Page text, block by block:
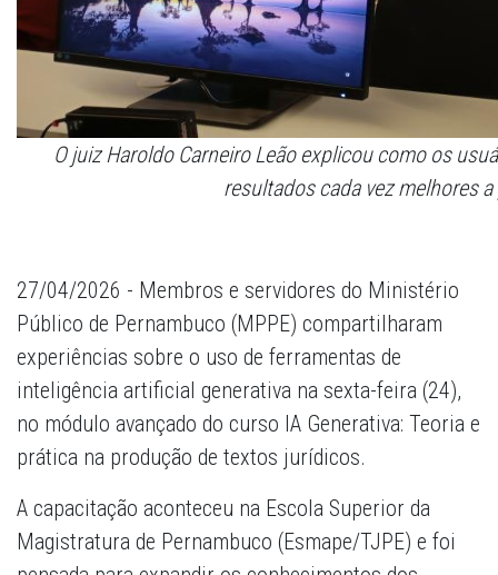
O juiz Haroldo Carneiro Leão explicou como os
resultados cada vez melhores
27/04/2026 - Membros e servidores do Ministério
Público de Pernambuco (MPPE) compartilharam
experiências sobre o uso de ferramentas de
inteligência artificial generativa na sexta-feira (24),
no módulo avançado do curso IA Generativa: Teoria e
prática na produção de textos jurídicos.
A capacitação aconteceu na Escola Superior da
Magistratura de Pernambuco (Esmape/TJPE) e foi